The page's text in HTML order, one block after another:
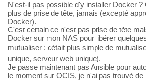
N'est-il pas possible d'y installer Docker ?
plus de prise de tête, jamais (excepté
Docker).
C'est certain ce n'est pas prise de tête
Docker sur mon NAS pour libérer
mutualiser : cétait plus simple de
unique, serveur web unique).
Je passe maintenant pas Ansible pour
le moment sur OCIS, je n'ai pas trouvé de